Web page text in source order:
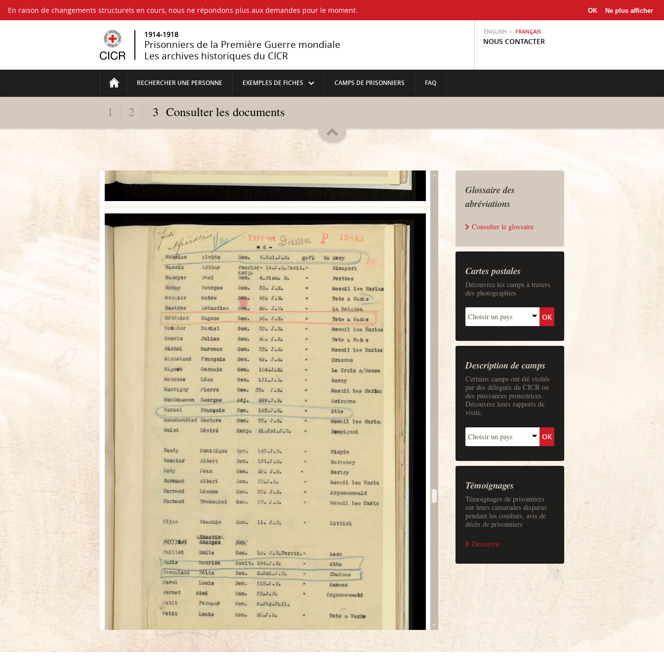
En raison de changements structurels en cours, nous ne répondons plus aux demandes pour le moment. OK Ne plus afficher
1914-1918
Prisonniers de la Première Guerre mondiale
Les archives historiques du CICR
ENGLISH FRANÇAIS
NOUS CONTACTER
RECHERCHER UNE PERSONNE EXEMPLES DE FICHES CAMPS DE PRISONNIERS FAQ
1 2 3 Consulter les documents
Glossaire des
abréviations
Consulter le glossaire
Cartes postales
Découvrez les camps à travers
des photographies
Description de camps
Certains camps ont été visités
par des délégués du CICR ou
des puissances protectrices.
Découvrez leurs rapports de
visite.
Témoignages
Témoignages de prisonniers
sur leurs camarades disparus
pendant les combats, avis de
décès de prisonniers
Découvrir